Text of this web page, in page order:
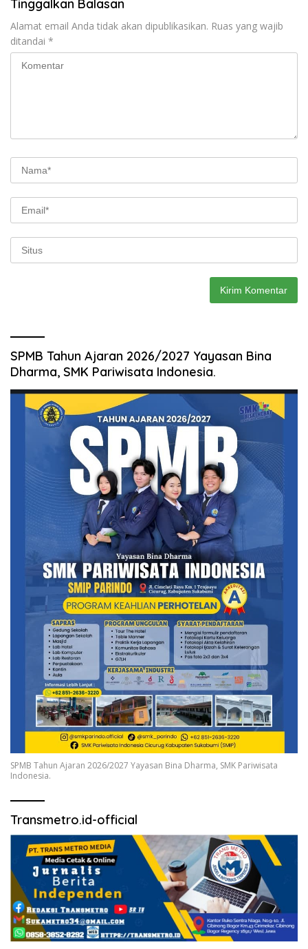
Tinggalkan Balasan
Alamat email Anda tidak akan dipublikasikan. Ruas yang wajib
ditandai *
SPMB Tahun Ajaran 2026/2027 Yayasan Bina
Dharma, SMK Pariwisata Indonesia.
SPMB Tahun Ajaran 2026/2027 Yayasan Bina Dharma, SMK Pariwisata
Indonesia.
Transmetro.id-official